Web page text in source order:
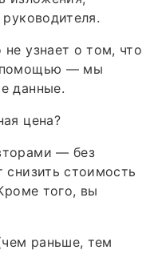
узнает о том, что
помощью — мы
данные.
цена?
— без
снизить стоимость
того, вы
раньше, тем